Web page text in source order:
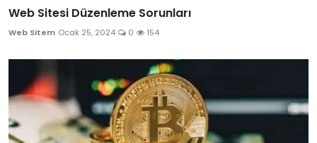
Web Sitesi Düzenleme Sorunları
Web Sitem Ocak 25, 2024 0 154